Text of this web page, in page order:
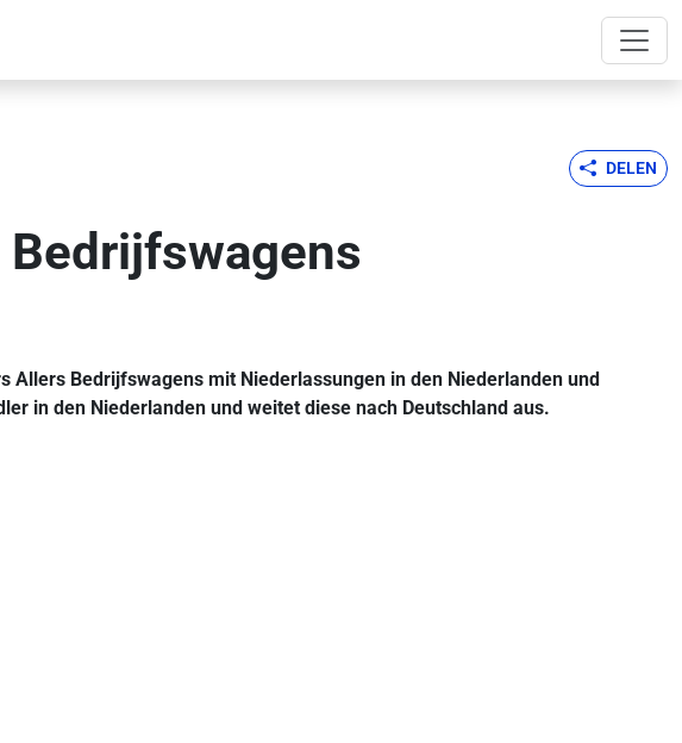
DELEN
Bedrijfswagens mit Niederlassungen in den Niederlanden und
in den Niederlanden und weitet diese nach Deutschland aus.